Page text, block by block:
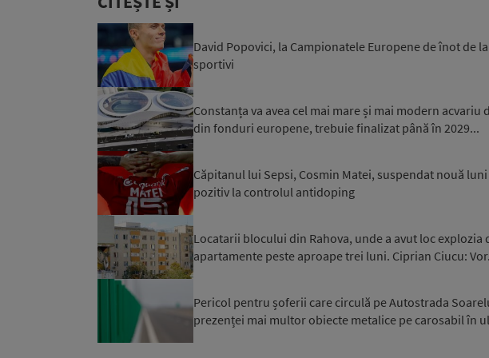
David Popovici, la Campionatele Europene de înot de
sportivi
Constanța va avea cel mai mare și mai modern
din fonduri europene, trebuie finalizat până în 2029...
Căpitanul lui Sepsi, Cosmin Matei, suspendat nouă
pozitiv la controlul antidoping
Locatarii blocului din Rahova, unde a avut loc
apartamente peste aproape trei luni. Ciprian Ciucu:
Pericol pentru șoferii care circulă pe Autostrada
prezenței mai multor obiecte metalice pe carosabil în